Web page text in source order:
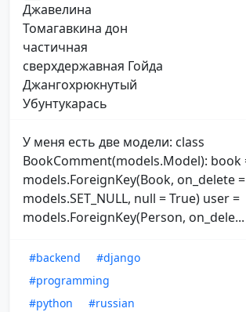
Джавелина
Томагавкина дон
частичная
сверхдержавная Гойда
Джангохрюкнутый
Убунтукарась
У меня есть две модели: class
BookComment(models.Model): book
models.ForeignKey(Book, on_delete =
models.SET_NULL, null = True) user =
models.ForeignKey(Person, on_dele...
#backend
#django
#programming
#python
#russian